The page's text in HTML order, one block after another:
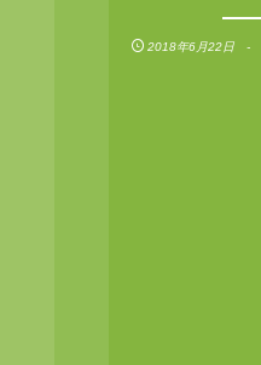
2018年6月22日